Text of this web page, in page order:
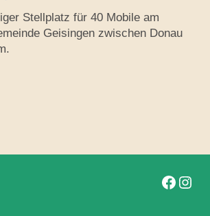
Stellplatz für 40 Mobile am
Geisingen zwischen Donau
Folge uns auf
Folge